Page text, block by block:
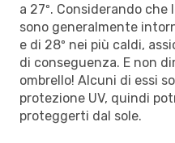
a 27º. Considerando
sono generalmente
e di 28º nei più caldi,
di conseguenza. E non
ombrello! Alcuni di essi
protezione UV, quindi
proteggerti dal sole.